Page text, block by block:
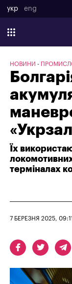
укр eng
НОВИНИ
Їх
терміналах
7 БЕРЕЗНЯ 2025, 09:11